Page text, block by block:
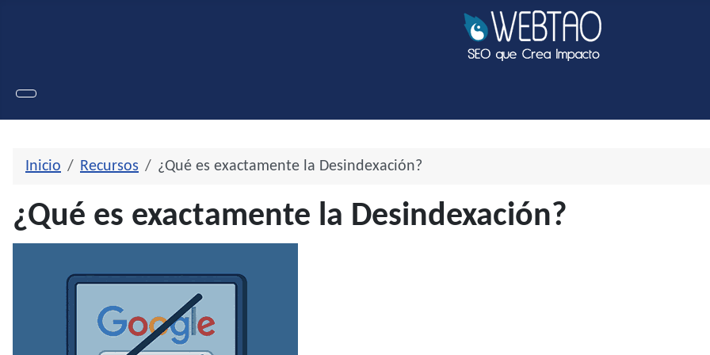
Inicio Recursos ¿Qué es exactamente la Desindexación?
¿Qué es exactamente la Desindexación?